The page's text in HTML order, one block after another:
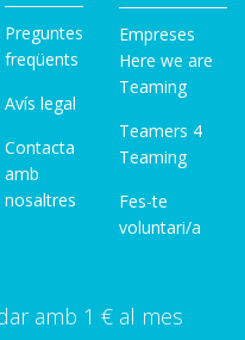
Preguntes
freqüents
Avís legal
Contacta
amb
nosaltres
Empreses
Here we are
Teaming
Teamers 4
Teaming
Fes-te
voluntari/a
amb 1 € al mes